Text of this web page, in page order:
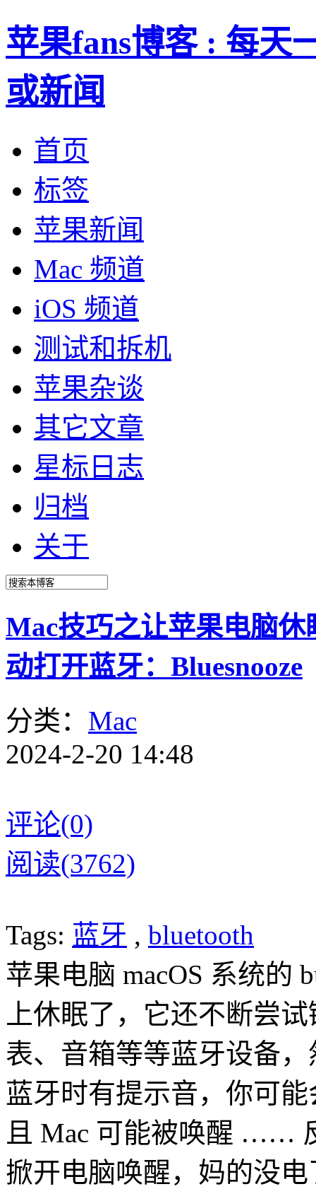
苹果fans博客 : 每天
或新闻
首页
标签
苹果新闻
Mac 频道
iOS 频道
测试和拆机
苹果杂谈
其它文章
星标日志
归档
关于
Mac技巧之让苹果电脑
动打开蓝牙：Bluesnooze
分类： Mac
2024-2-20 14:48
评论(0)
阅读(3762)
Tags: 蓝牙 , bluetooth
苹果电脑 macOS 系统的
上休眠了，它还不断尝
表、音箱等等蓝牙设备
蓝牙时有提示音，你可
且 Mac 可能被唤醒 ……
掀开电脑唤醒，妈的没电